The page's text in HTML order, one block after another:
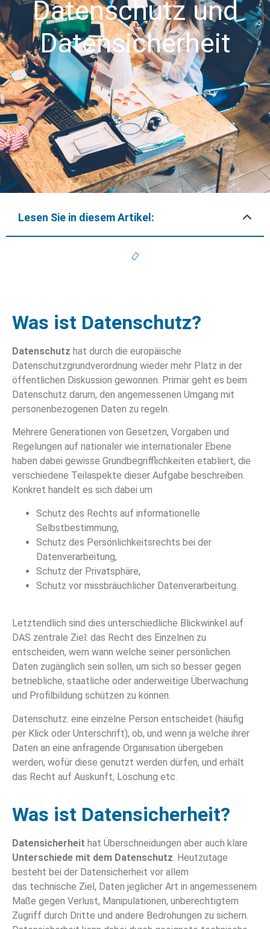
Datenschutz und
Datensicherheit
Lesen Sie in diesem Artikel:
Was ist Datenschutz?
Datenschutz hat durch die europäische
Datenschutzgrundverordnung wieder mehr Platz in der
öffentlichen Diskussion gewonnen. Primär geht es beim
Datenschutz darum, den angemessenen Umgang mit
personenbezogenen Daten zu regeln.
Mehrere Generationen von Gesetzen, Vorgaben und
Regelungen auf nationaler wie internationaler Ebene
haben dabei gewisse Grundbegrifflichkeiten etabliert, die
verschiedene Teilaspekte dieser Aufgabe beschreiben.
Konkret handelt es sich dabei um
Schutz des Rechts auf informationelle
Selbstbestimmung,
Schutz des Persönlichkeitsrechts bei der
Datenverarbeitung,
Schutz der Privatsphäre,
Schutz vor missbräuchlicher Datenverarbeitung.
Letztendlich sind dies unterschiedliche Blickwinkel auf
DAS zentrale Ziel: das Recht des Einzelnen zu
entscheiden, wem wann welche seiner persönlichen
Daten zugänglich sein sollen, um sich so besser gegen
betriebliche, staatliche oder anderweitige Überwachung
und Profilbildung schützen zu können.
Datenschutz: eine einzelne Person entscheidet (häufig
per Klick oder Unterschrift), ob, und wenn ja welche ihrer
Daten an eine anfragende Organisation übergeben
werden, wofür diese genutzt werden dürfen, und erhält
das Recht auf Auskunft, Löschung etc.
Was ist Datensicherheit?
Datensicherheit hat Überschneidungen aber auch klare
Unterschiede mit dem Datenschutz. Heutzutage
besteht bei der Datensicherheit vor allem
das technische Ziel, Daten jeglicher Art in angemessenem
Maße gegen Verlust, Manipulationen, unberechtigtem
Zugriff durch Dritte und andere Bedrohungen zu sichern.